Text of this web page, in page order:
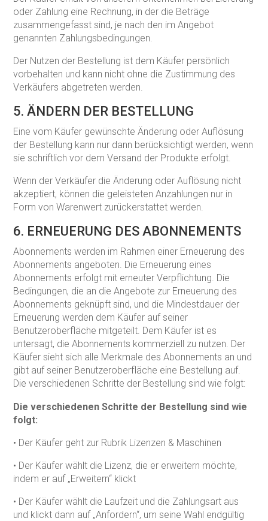
oder Zahlung eine Rechnung, in der die Beträge
zusammengefasst sind, je nach den im Angebot
genannten Zahlungsbedingungen.
Der Nutzen der Bestellung ist dem Käufer persönlich
vorbehalten und kann nicht ohne die Zustimmung des
Verkäufers abgetreten werden.
5. ÄNDERN DER BESTELLUNG
Eine vom Käufer gewünschte Änderung oder Auflösung
der Bestellung kann nur dann berücksichtigt werden, wenn
sie schriftlich vor dem Versand der Produkte erfolgt.
Wenn der Verkäufer die Änderung oder Auflösung nicht
akzeptiert, können die geleisteten Anzahlungen nur in
Form von Warenwert zurückerstattet werden.
6. ERNEUERUNG DES ABONNEMENTS
Abonnements werden im Rahmen einer Erneuerung des
Abonnements angeboten. Die Erneuerung eines
Abonnements erfolgt mit erneuter Verpflichtung. Die
Bedingungen, die an die Angebote zur Erneuerung des
Abonnements geknüpft sind, und die Mindestdauer der
Erneuerung werden dem Käufer auf seiner
Benutzeroberfläche mitgeteilt. Dem Käufer ist es
untersagt, die Abonnements kommerziell zu nutzen. Der
Käufer sieht sich alle Merkmale des Abonnements an und
gibt auf seiner Benutzeroberfläche eine Bestellung auf.
Die verschiedenen Schritte der Bestellung sind wie folgt:
Die verschiedenen Schritte der Bestellung sind wie
folgt:
• Der Käufer geht zur Rubrik Lizenzen & Maschinen
• Der Käufer wählt die Lizenz, die er erweitern möchte,
indem er auf „Erweitern“ klickt
• Der Käufer wählt die Laufzeit und die Zahlungsart aus
und klickt dann auf „Anfordern“, um seine Wahl endgültig